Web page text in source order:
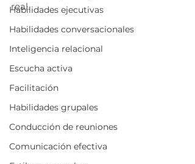
Habilidades ejecutivas
Habilidades conversacionales
Inteligencia relacional
Escucha activa
Facilitación
Habilidades grupales
Conducción de reuniones
Comunicación efectiva
real.